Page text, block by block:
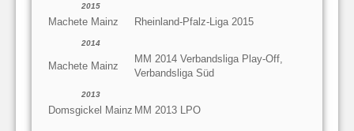
2015
Machete Mainz Rheinland-Pfalz-Liga 2015
2014
Machete Mainz
MM 2014 Verbandsliga Play-Off,
Verbandsliga Süd
2013
Domsgickel Mainz MM 2013 LPO